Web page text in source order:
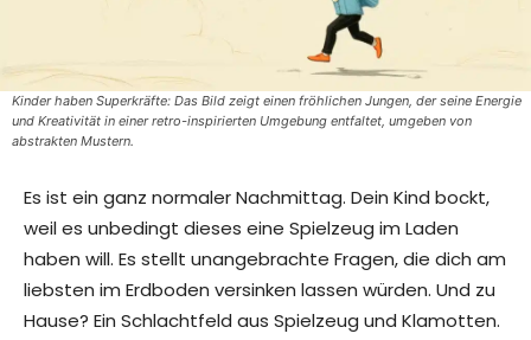
Kinder haben Superkräfte: Das Bild zeigt einen fröhlichen Jungen, der seine Energie
und Kreativität in einer retro-inspirierten Umgebung entfaltet, umgeben von
abstrakten Mustern.
Es ist ein ganz normaler Nachmittag. Dein Kind bockt,
weil es unbedingt dieses eine Spielzeug im Laden
haben will. Es stellt unangebrachte Fragen, die dich am
liebsten im Erdboden versinken lassen würden. Und zu
Hause? Ein Schlachtfeld aus Spielzeug und Klamotten.